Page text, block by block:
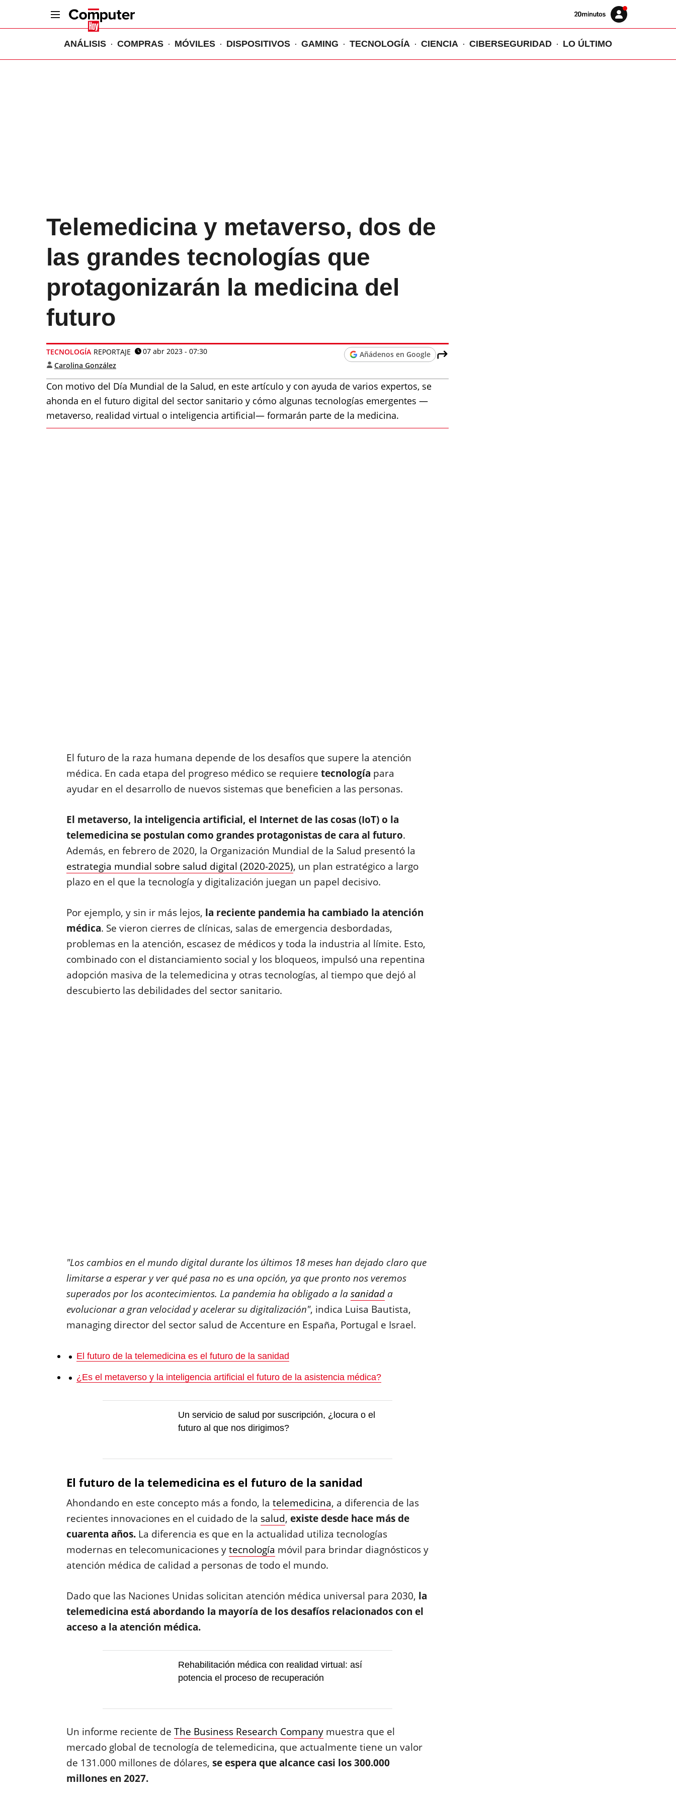
Volver
Iniciar
sesión
ANÁLISIS COMPRAS MÓVILES DISPOSITIVOS GAMING TECNOLOGÍA CIENCIA CIBERSEGURIDAD LO ÚLTIMO
Telemedicina y metaverso, dos de
las grandes tecnologías que
protagonizarán la medicina del
futuro
TECNOLOGÍA REPORTAJE
07 abr 2023 - 07:30
Carolina González
Añádenos en Google
Con motivo del Día Mundial de la Salud, en este artículo y con ayuda de varios expertos, se
ahonda en el futuro digital del sector sanitario y cómo algunas tecnologías emergentes —
metaverso, realidad virtual o inteligencia artificial— formarán parte de la medicina.
El futuro de la raza humana depende de los desafíos que supere la atención
médica. En cada etapa del progreso médico se requiere tecnología para
ayudar en el desarrollo de nuevos sistemas que beneficien a las personas.
El metaverso, la inteligencia artificial, el Internet de las cosas (IoT) o la
telemedicina se postulan como grandes protagonistas de cara al futuro.
Además, en febrero de 2020, la Organización Mundial de la Salud presentó la
estrategia mundial sobre salud digital (2020-2025), un plan estratégico a largo
plazo en el que la tecnología y digitalización juegan un papel decisivo.
Por ejemplo, y sin ir más lejos, la reciente pandemia ha cambiado la atención
médica. Se vieron cierres de clínicas, salas de emergencia desbordadas,
problemas en la atención, escasez de médicos y toda la industria al límite. Esto,
combinado con el distanciamiento social y los bloqueos, impulsó una repentina
adopción masiva de la telemedicina y otras tecnologías, al tiempo que dejó al
descubierto las debilidades del sector sanitario.
"Los cambios en el mundo digital durante los últimos 18 meses han dejado claro que
limitarse a esperar y ver qué pasa no es una opción, ya que pronto nos veremos
superados por los acontecimientos. La pandemia ha obligado a lasanidada
evolucionar a gran velocidad y acelerar su digitalización", indica Luisa Bautista,
managing director del sector salud de Accenture en España, Portugal e Israel.
El futuro de la telemedicina es el futuro de la sanidad
¿Es el metaverso y la inteligencia artificial el futuro de la asistencia médica?
Un servicio de salud por suscripción, ¿locura o el
futuro al que nos dirigimos?
El futuro de la telemedicina es el futuro de la sanidad
Ahondando en este concepto más a fondo, la telemedicina, a diferencia de las
recientes innovaciones en el cuidado de la salud, existe desde hace más de
cuarenta años.La diferencia es que en la actualidad utiliza tecnologías
modernas en telecomunicaciones ytecnología móvil para brindar diagnósticos y
atención médica de calidad a personas de todo el mundo.
Dado que las Naciones Unidas solicitan atención médica universal para 2030, la
telemedicina está abordando la mayoría de los desafíos relacionados con el
acceso a la atención médica.
Rehabilitación médica con realidad virtual: así
potencia el proceso de recuperación
Un informe reciente de The Business Research Companymuestra que el
mercado global de tecnología de telemedicina, que actualmente tiene un valor
de 131.000 millones de dólares, se espera que alcance casi los 300.000
millones en 2027.